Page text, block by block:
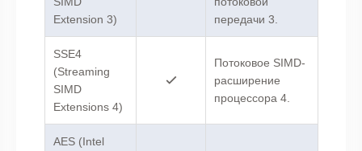
Extension 3)
передачи 3.
SSE4
(Streaming
SIMD
Extensions 4)
Потоковое SIMD-
расширение
процессора 4.
AES (Intel